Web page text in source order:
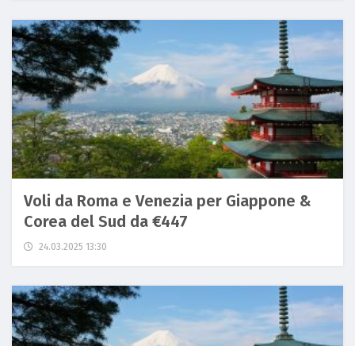
Voli da Roma e Venezia per Giappone &
Corea del Sud da €447
24.03.2025 13:30